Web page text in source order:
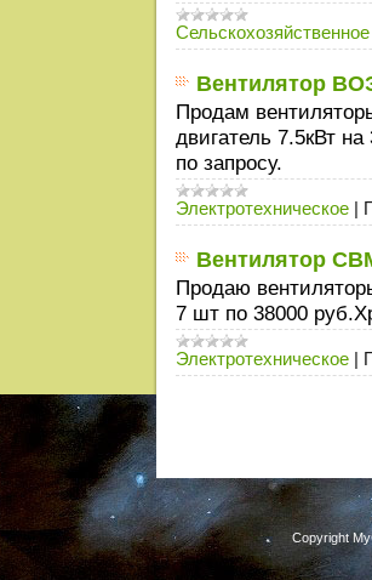
Сельскохозяйственное
Вентилятор
Продам
двигатель 7.5кВт
по запросу.
Электротехническое |
Вентилятор
Продаю
7 шт по 38000
Электротехническое |
Copyright